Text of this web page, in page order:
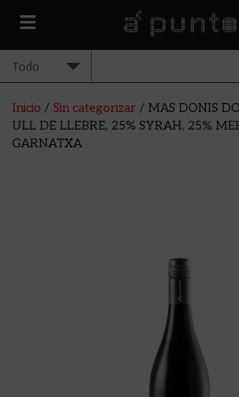
Inicio / Sin categorizar / MAS DONIS
ULL DE LLEBRE, 25% SYRAH, 25%
GARNATXA